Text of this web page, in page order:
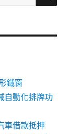
鐵窗
自動化排牌功
車借款抵押